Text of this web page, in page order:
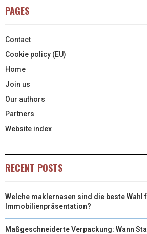
PAGES
Contact
Cookie policy (EU)
Home
Join us
Our authors
Partners
Website index
RECENT POSTS
Welche maklernasen sind die beste
Immobilienpräsentation?
Maßgeschneiderte Verpackung: Wann